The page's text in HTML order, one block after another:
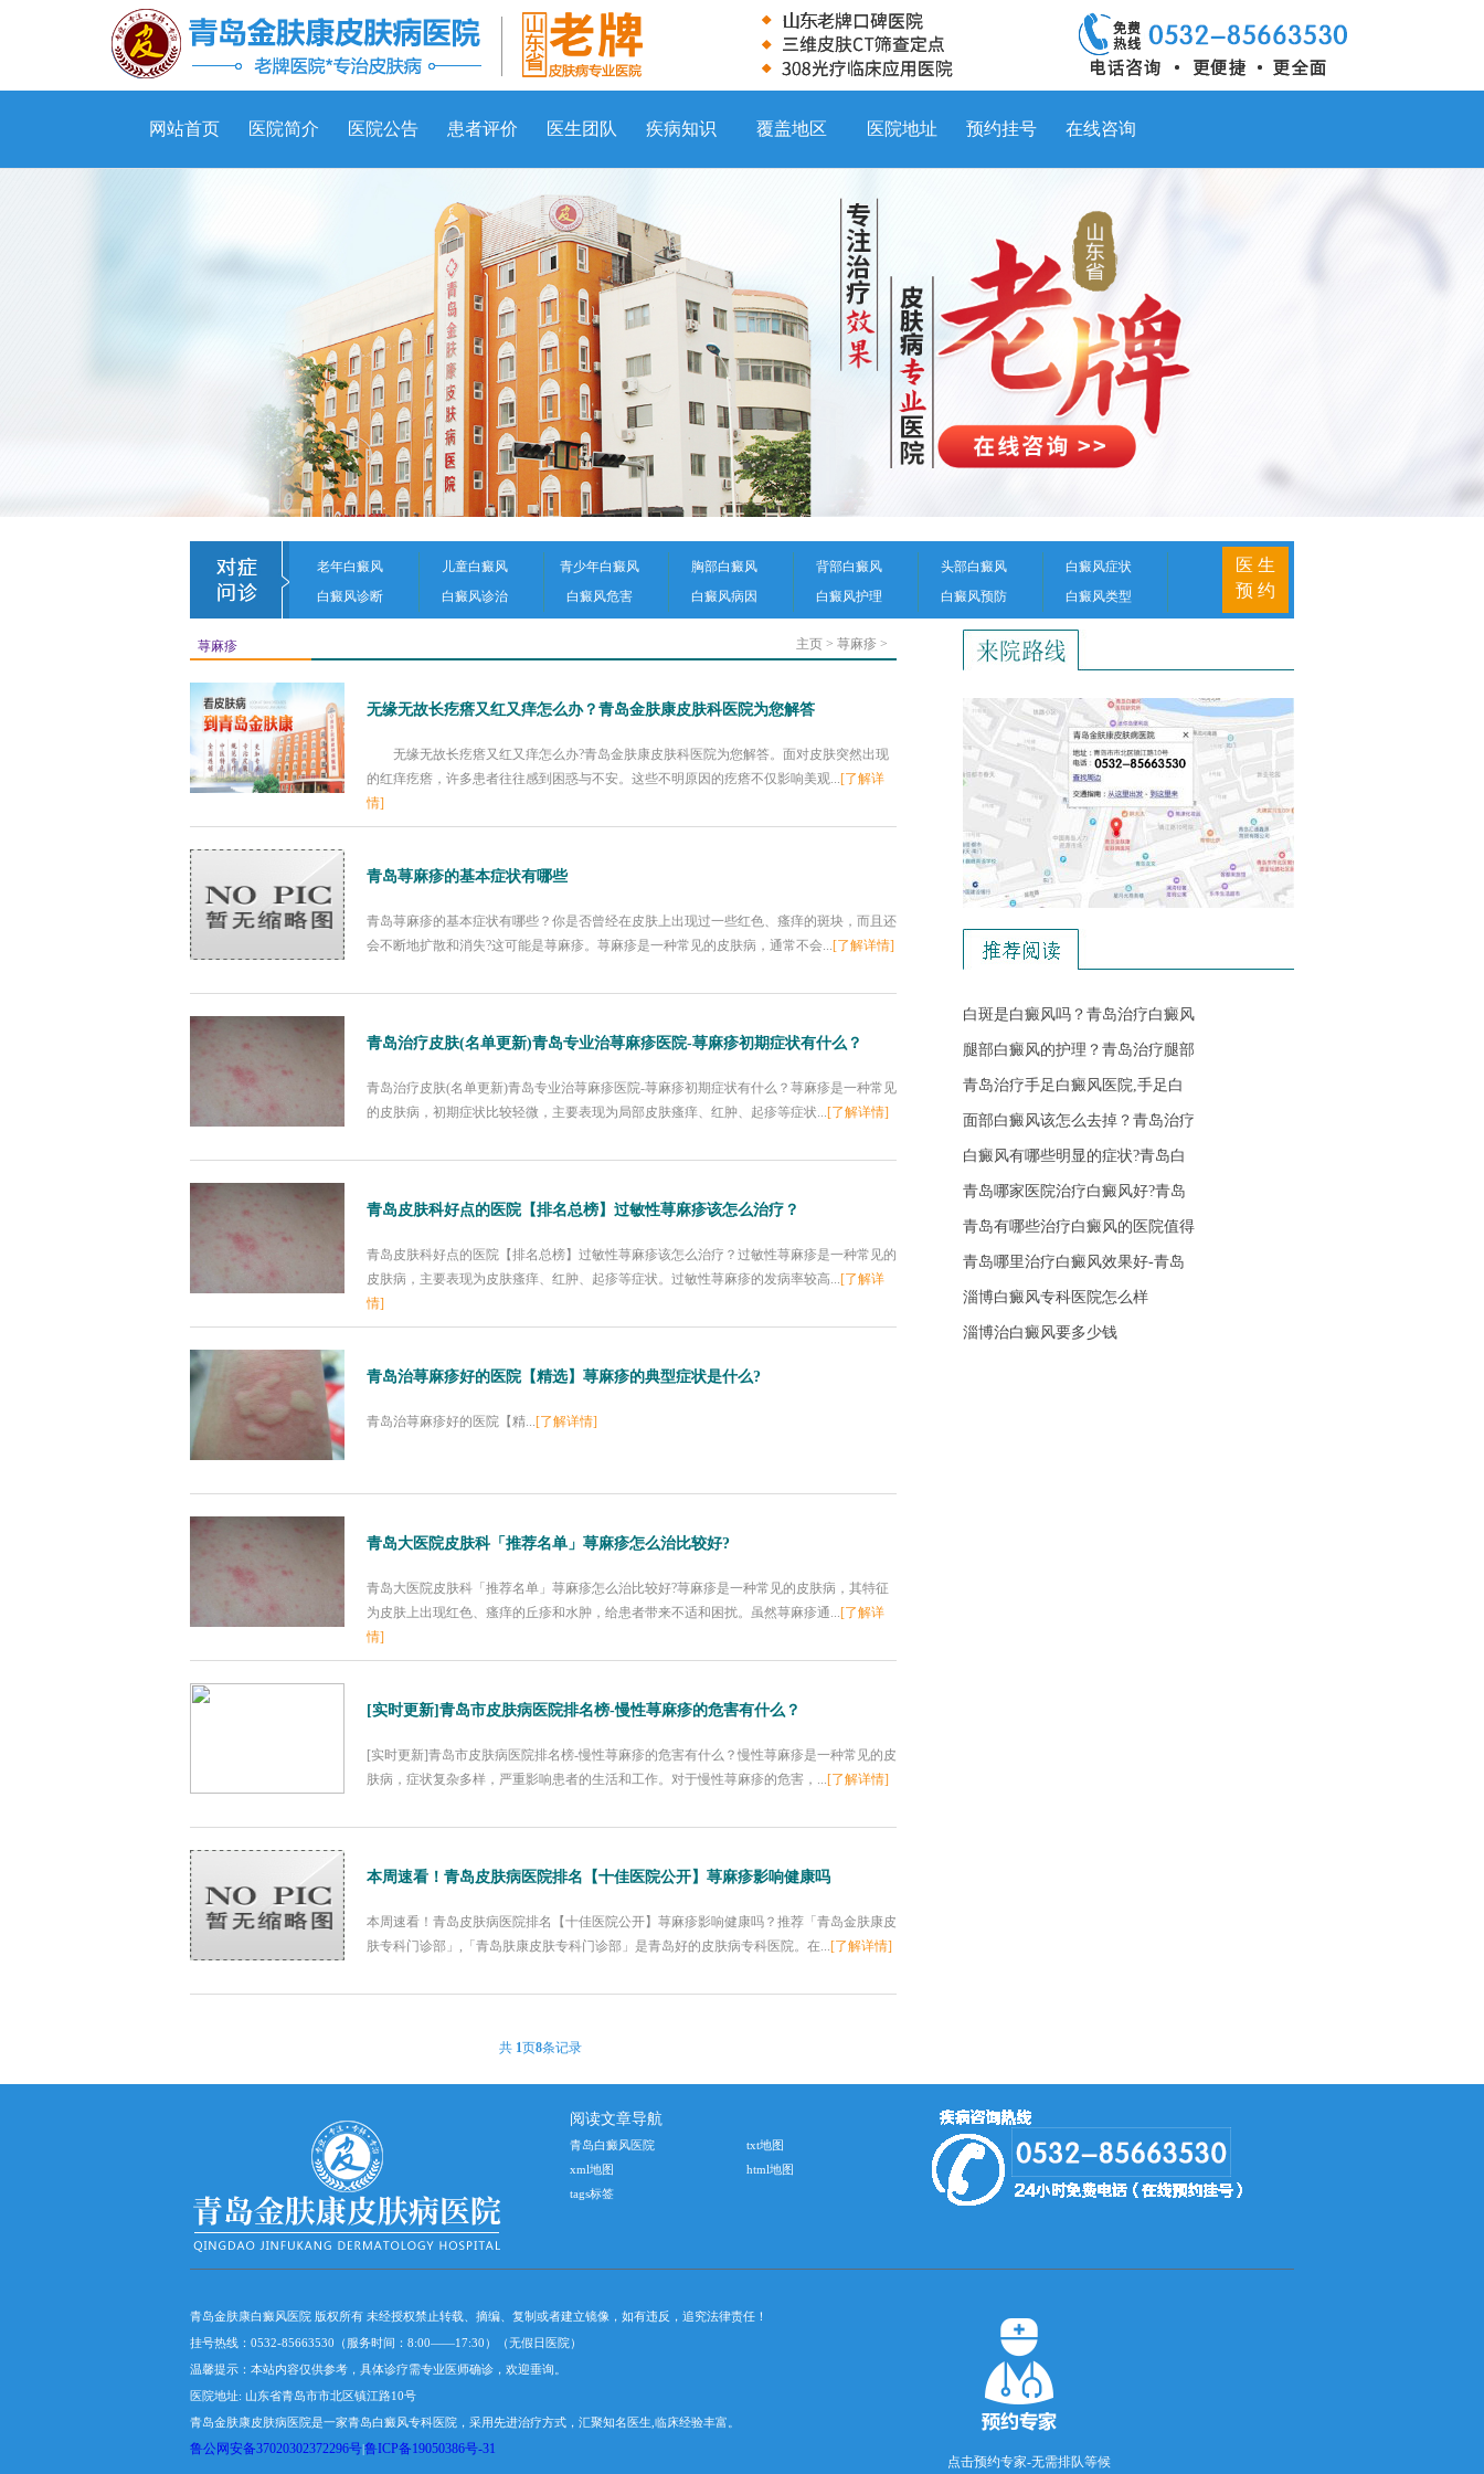
网站首页 医院简介 医院公告 患者评价 医生团队 疾病知识 覆盖地区 医院地址 预约挂号 在线咨询
老年白癜风 儿童白癜风 青少年白癜风 胸部白癜风 背部白癜风 头部白癜风
白癜风症状
白癜风诊断
白癜风诊治 白癜风危害 白癜风病因 白癜风护理 白癜风预防 白癜风类型
医 生
预 约
荨麻疹 主页 > 荨麻疹 >
无缘无故长疙瘩又红又痒怎么办？青岛金肤康皮肤科医院为您解答
无缘无故长疙瘩又红又痒怎么办?青岛金肤康皮肤科医院为您解答。面对皮肤突然出现
的红痒疙瘩，许多患者往往感到困惑与不安。这些不明原因的疙瘩不仅影响美观...[了解详
情]
青岛荨麻疹的基本症状有哪些
青岛荨麻疹的基本症状有哪些？你是否曾经在皮肤上出现过一些红色、瘙痒的斑块，而且还
会不断地扩散和消失?这可能是荨麻疹。荨麻疹是一种常见的皮肤病，通常不会...[了解详情]
青岛治疗皮肤(名单更新)青岛专业治荨麻疹医院-荨麻疹初期症状有什么？
青岛治疗皮肤(名单更新)青岛专业治荨麻疹医院-荨麻疹初期症状有什么？荨麻疹是一种常见
的皮肤病，初期症状比较轻微，主要表现为局部皮肤瘙痒、红肿、起疹等症状...[了解详情]
青岛皮肤科好点的医院【排名总榜】过敏性荨麻疹该怎么治疗？
青岛皮肤科好点的医院【排名总榜】过敏性荨麻疹该怎么治疗？过敏性荨麻疹是一种常见的
皮肤病，主要表现为皮肤瘙痒、红肿、起疹等症状。过敏性荨麻疹的发病率较高...[了解详
情]
青岛治荨麻疹好的医院【精选】荨麻疹的典型症状是什么?
青岛治荨麻疹好的医院【精...[了解详情]
青岛大医院皮肤科「推荐名单」荨麻疹怎么治比较好?
青岛大医院皮肤科「推荐名单」荨麻疹怎么治比较好?荨麻疹是一种常见的皮肤病，其特征
为皮肤上出现红色、瘙痒的丘疹和水肿，给患者带来不适和困扰。虽然荨麻疹通...[了解详
情]
[实时更新]青岛市皮肤病医院排名榜-慢性荨麻疹的危害有什么？
[实时更新]青岛市皮肤病医院排名榜-慢性荨麻疹的危害有什么？慢性荨麻疹是一种常见的皮
肤病，症状复杂多样，严重影响患者的生活和工作。对于慢性荨麻疹的危害，...[了解详情]
本周速看！青岛皮肤病医院排名【十佳医院公开】荨麻疹影响健康吗
本周速看！青岛皮肤病医院排名【十佳医院公开】荨麻疹影响健康吗？推荐「青岛金肤康皮
肤专科门诊部」,「青岛肤康皮肤专科门诊部」是青岛好的皮肤病专科医院。在...[了解详情]
共 1页8条记录
白斑是白癜风吗？青岛治疗白癜风
腿部白癜风的护理？青岛治疗腿部
青岛治疗手足白癜风医院,手足白
面部白癜风该怎么去掉？青岛治疗
白癜风有哪些明显的症状?青岛白
青岛哪家医院治疗白癜风好?青岛
青岛有哪些治疗白癜风的医院值得
青岛哪里治疗白癜风效果好-青岛
淄博白癜风专科医院怎么样
淄博治白癜风要多少钱
阅读文章导航
青岛白癜风医院
txt地图
xml地图
html地图
tags标签
青岛金肤康白癜风医院 版权所有 未经授权禁止转载、摘编、复制或者建立镜像，如有违反，追究法律责任！
挂号热线：0532-85663530（服务时间：8:00——17:30）（无假日医院）
温馨提示：本站内容仅供参考，具体诊疗需专业医师确诊，欢迎垂询。
医院地址: 山东省青岛市市北区镇江路10号
青岛金肤康皮肤病医院是一家青岛白癜风专科医院，采用先进治疗方式，汇聚知名医生,临床经验丰富。
鲁公网安备37020302372296号|鲁ICP备19050386号-31
点击预约专家-无需排队等候